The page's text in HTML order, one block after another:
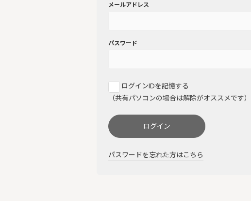
メールアドレス
パスワード
ログインIDを記憶する
（共有パソコンの場合は解除がオススメです）
ログイン
パスワードを忘れた方はこちら